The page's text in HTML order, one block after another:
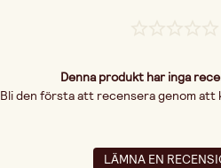
Denna produkt har inga
Bli den första att recensera genom att
LÄMNA EN